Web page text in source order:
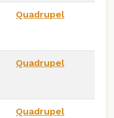
Quadrupel
Quadrupel
Quadrupel